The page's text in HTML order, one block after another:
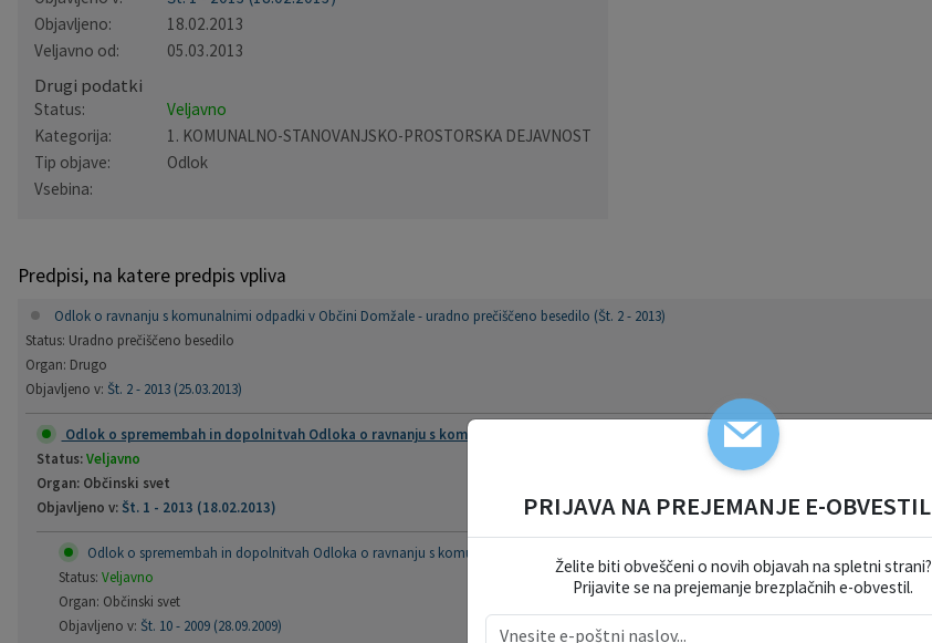
Objavljeno:
18.02.2013
Veljavno od:
05.03.2013
Drugi podatki
Status:
Veljavno
Kategorija:
1. KOMUNALNO-STANOVANJSKO-PROSTORSKA DEJAVNOST
Tip objave:
Odlok
Vsebina:
Predpisi, na katere predpis vpliva
Odlok o ravnanju s komunalnimi odpadki v Občini Domžale - uradno prečiščeno besedilo (Št. 2 - 2013)
Status: Uradno prečiščeno besedilo
Organ: Drugo
Objavljeno v: Št. 2 - 2013 (25.03.2013)
Odlok o spremembah in dopolnitvah Odloka o ravnanju s komunalnimi odpadki v Občini Domžale (Št. 1 - 2013)
Status:Veljavno
Organ: Občinski svet
Objavljeno v: Št. 1 - 2013 (18.02.2013)
Odlok o spremembah in dopolnitvah Odloka o ravnanju s komunalnimi odpadki v Občini Domžale (Št. 10 - 2009)
Status: Veljavno
Organ: Občinski svet
Objavljeno v: Št. 10 - 2009 (28.09.2009)
Pobratene občine
Fotogalerija
Občina Moravče
Mestna občina Ljubljana
Občinska volilna komisija
Krajevne skupnosti
Državni organi
Svet za preventivo in vzgojo v cestnem prometu
Uradne ure
Mladi
Zaščita in reševanje
Zapuščene živali
Oskrba s plinom
Srednja šola Domžale
Urejanje javnih površin
Pomembni kontakti
Bilteni
Glasilo Slamnik
Občinski predpisi
Proračun Občine
E-obvestila Občine
Lokalne volitve
PRIJAVA NA PREJEMANJE E-OBVESTIL
Želite biti obveščeni o novih objavah na spletni strani?
Prijavite se na prejemanje brezplačnih e-obvestil.